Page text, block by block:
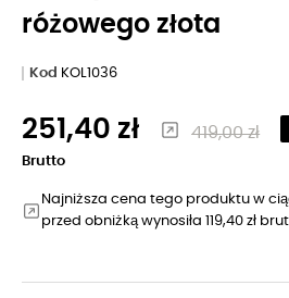
różowego złota
Kod KOL1036
251,40 zł 419,00 zł
Brutto
Najniższa cena tego produktu w
przed obniżką wynosiła 119,40 zł